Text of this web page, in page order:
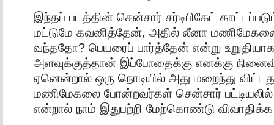
இந்தப் படத்தின் சென்சார் சர்டிபிகேட்
மட்டுமே கவனித்தேன், அதில் லீனா
வந்ததோ? பெயரைப் பார்த்தேன் என்று
அளவுக்குத்தான் இப்போதைக்கு எனக்கு
ஏனென்றால் ஒரு நொடியில் அது மறைந்து
மணிமேகலை போன்றவர்கள் சென்சார் பட்டியலில்
என்றால் நாம் இதுபற்றி மேற்கொண்டு